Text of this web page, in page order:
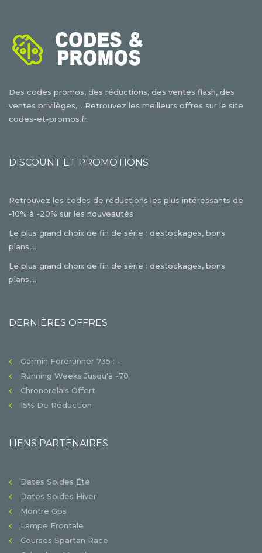
Des codes promos, des réductions, des ventes flash, des
ventes privilèges,... Retrouvez les meilleurs offres sur le site
codes-et-promos.fr.
DISCOUNT ET PROMOTIONS
Retrouvez les codes de reductions les plus intéressants de
-10% à -20% sur les nouveautés
Le plus grand choix de fin de série : destockages, bons
plans,...
Le plus grand choix de fin de série : destockages, bons
plans,...
DERNIÈRES OFFRES
Garmin Forerunner 735 : -
Running Weeks Jusqu'à -70
Chronorelais Offert
15% De Réduction
LIENS PARTENAIRES
Dates Soldes Été
Dates Soldes Hiver
Montre Gps
Lampe Frontale
Courses Spartan Race